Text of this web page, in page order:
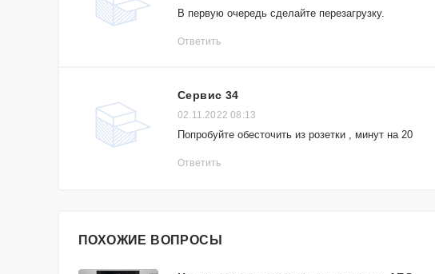
В первую очередь сделайте перезагрузку.
Ответить
Сервис 34
02.11.2022 08:13
Попробуйте обесточить из розетки , минут на 20
Ответить
ПОХОЖИЕ ВОПРОСЫ